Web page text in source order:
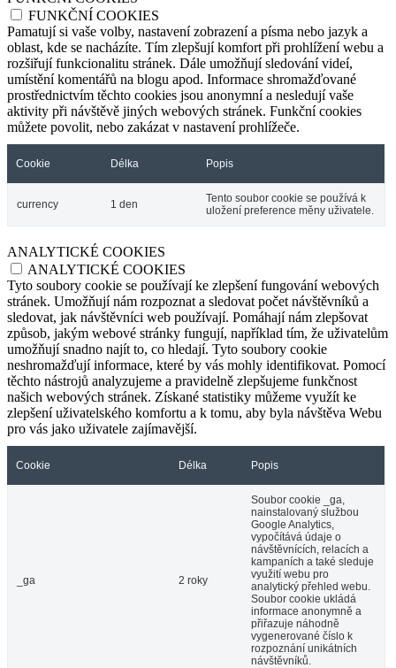
FUNKČNÍ COOKIES
Pamatují si vaše volby, nastavení zobrazení a písma nebo jazyk a
oblast, kde se nacházíte. Tím zlepšují komfort při prohlížení webu a
rozšiřují funkcionalitu stránek. Dále umožňují sledování videí,
umístění komentářů na blogu apod. Informace shromažďované
prostřednictvím těchto cookies jsou anonymní a nesledují vaše
aktivity při návštěvě jiných webových stránek. Funkční cookies
můžete povolit, nebo zakázat v nastavení prohlížeče.
Cookie Délka Popis
currency 1 den
Tento soubor cookie se používá k
uložení preference měny uživatele.
ANALYTICKÉ COOKIES
ANALYTICKÉ COOKIES
Tyto soubory cookie se používají ke zlepšení fungování webových
stránek. Umožňují nám rozpoznat a sledovat počet návštěvníků a
sledovat, jak návštěvníci web používají. Pomáhají nám zlepšovat
způsob, jakým webové stránky fungují, například tím, že uživatelům
umožňují snadno najít to, co hledají. Tyto soubory cookie
neshromažďují informace, které by vás mohly identifikovat. Pomocí
těchto nástrojů analyzujeme a pravidelně zlepšujeme funkčnost
našich webových stránek. Získané statistiky můžeme využít ke
zlepšení uživatelského komfortu a k tomu, aby byla návštěva Webu
pro vás jako uživatele zajímavější.
Cookie Délka Popis
_ga 2 roky
Soubor cookie _ga,
nainstalovaný službou
Google Analytics,
vypočítává údaje o
návštěvnících, relacích a
kampaních a také sleduje
využití webu pro
analytický přehled webu.
Soubor cookie ukládá
informace anonymně a
přiřazuje náhodně
vygenerované číslo k
rozpoznání unikátních
návštěvníků.